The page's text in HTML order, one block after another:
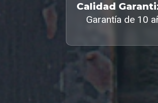
Calidad
Garantía de 10